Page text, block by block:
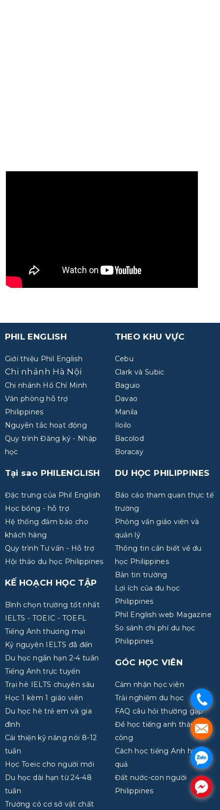
PHIL ENGLISH
Giới thiệu Phil English
Chi nhánh Hà Nội
Chi nhánh Hồ Chí Minh
Văn phòng hỗ trợ
Philippines
Nguyên tắc hoạt động
Quy trình Đăng ký - Nhập
học
Tại sao PHILENGLISH
Đặc trưng của Phil English
Học bổng - hỗ trợ
Hệ thống đảm bảo cho
khách hàng
Quy trình Tư vấn - Hỗ trợ
Hội thảo du học Philippines
KẾ HOẠCH HỌC TẬP
Bình chọn trường tốt nhất
IELTS - TOEIC - TOEFL
Tiếng Anh thương mại
Kỷ nguyên IELTS đã đến
Du học ngắn hạn 2-4 tuần
Tiếng Anh trực tuyến
Trại hè IELTS chuyên sâu
Học 1 kèm 1 giáo viên
Du học hè trẻ em và gia
đình
Cải thiện kỹ năng nói 8-12
tuần
Học Toeic cho người mới
Du học dài hạn từ 24-48
tuần
Trường có cơ sở vật chất
THEO KHU VỰC
Cebu
Clark và Subic
Baguio
Davao
Manila
Iloilo
Bacolod
Boracay
DU HỌC PHILIPPINES
Báo cáo tham quan thực tế
trường
Phỏng vấn giáo viên và
quản lý
Thông tin cần biết về du
học Philippines
Bản tin trường
Lợi ích của du học
Philippines
Phil English web Magazine
So sánh chi phí du học
Philippines
GÓC HỌC VIÊN
Cảm nhận học viên
Trải nghiệm du học
FAQ câu hỏi thường gặp
Để học tiếng anh thành
công
Cách học tiếng Anh hiệu
quả
Đất nước-con người
Philippines
.
.
.
.